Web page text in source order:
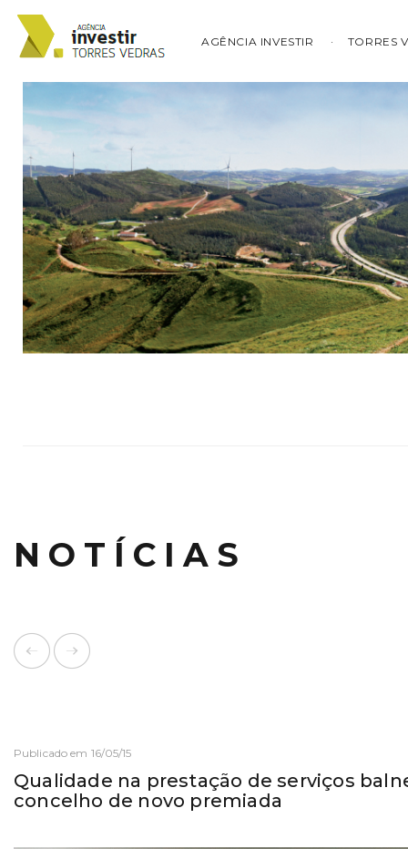
AGÊNCIA INVESTIR TORRES
NOTÍCIAS
Publicado em 16/05/15
Qualidade na prestação de serviços
concelho de novo premiada